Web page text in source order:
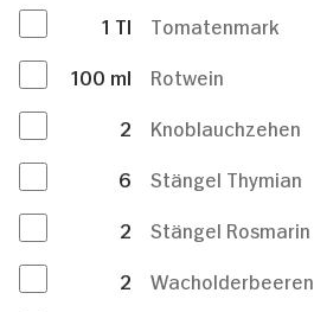
1 Tl
Tomatenmark
100 ml
Rotwein
2
Knoblauchzehen
6
Stängel Thymian
2
Stängel Rosmarin
2
Wacholderbeeren